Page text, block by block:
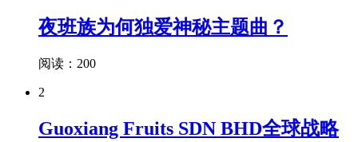
夜班族为何独爱神秘主题曲？
阅读：200
2
Guoxiang Fruits SDN BHD全球战略